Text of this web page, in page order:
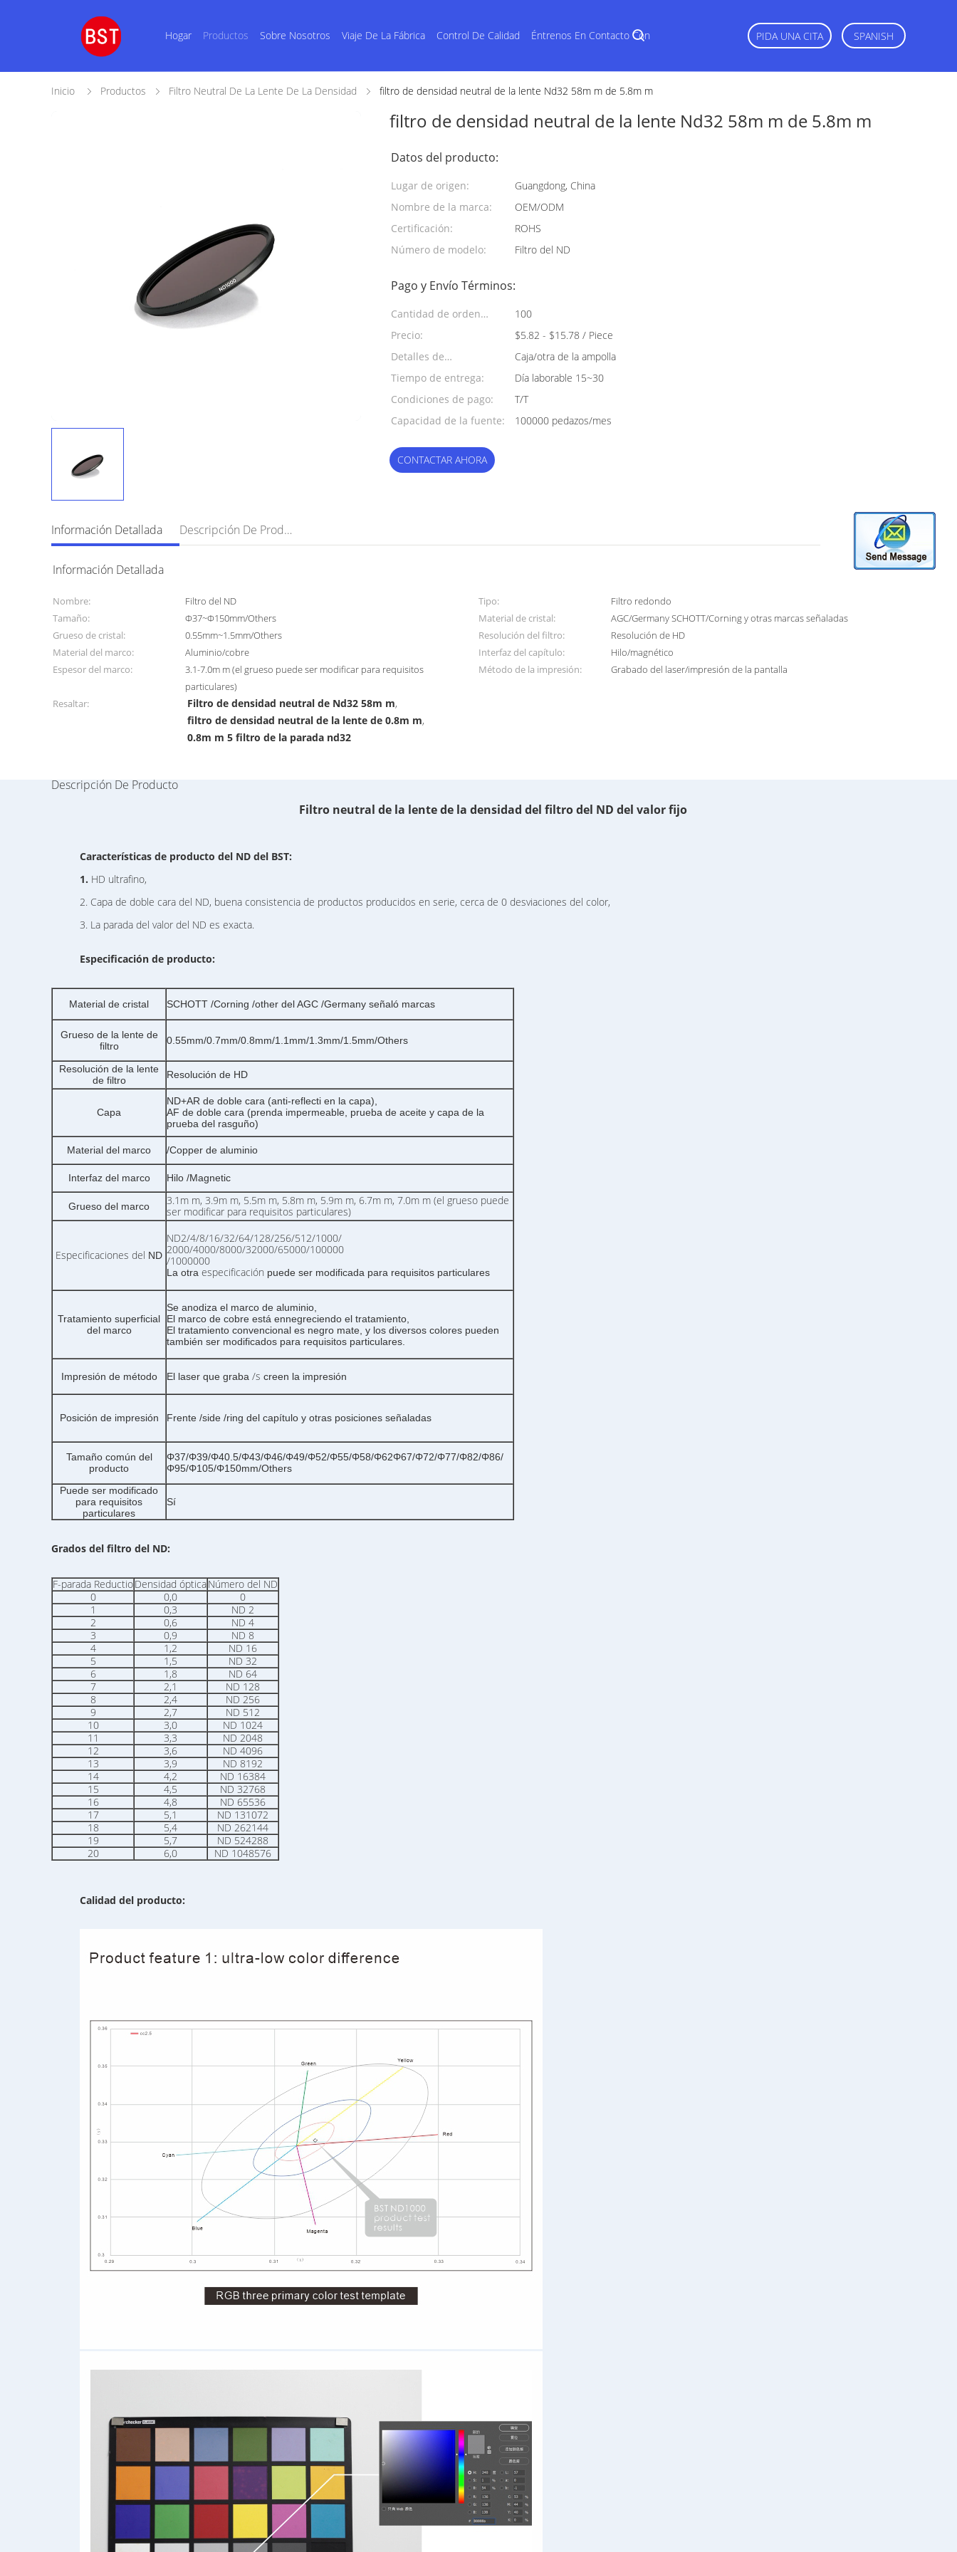
Hogar Productos Sobre Nosotros Viaje De La Fábrica Control De Calidad Éntrenos En Contacto Con PIDA UNA CITA SPANISH
Inicio Productos Filtro Neutral De La Lente De La Densidad filtro de densidad neutral de la lente Nd32 58m m de 5.8m m
filtro de densidad neutral de la lente Nd32 58m m de 5.8m m
Datos del producto:
Lugar de origen:
Guangdong, China
Nombre de la marca:
OEM/ODM
Certificación:
ROHS
Número de modelo:
Filtro del ND
Pago y Envío Términos:
Cantidad de orden
mínima:
100
Precio:
$5.82 - $15.78 / Piece
Detalles de
empaquetado:
Caja/otra de la ampolla
Tiempo de entrega:
Día laborable 15~30
Condiciones de pago:
T/T
Capacidad de la fuente:
100000 pedazos/mes
CONTACTAR AHORA
Información Detallada Descripción De Producto
Información Detallada
Nombre: Filtro del ND Tipo:
Filtro redondo
Tamaño:
Φ37~Φ150mm/Others Material de cristal:
AGC/Germany SCHOTT/Corning y otras marcas señaladas
Grueso de cristal:
0.55mm~1.5mm/Others Resolución del filtro:
Resolución de HD
Material del marco:
Aluminio/cobre Interfaz del capítulo:
Hilo/magnético
Espesor del marco:
3.1-7.0m m (el grueso puede ser modificar para requisitos
particulares)
Método de la impresión: Grabado del laser/impresión de la pantalla
Resaltar: Filtro de densidad neutral de Nd32 58m m,
filtro de densidad neutral de la lente de 0.8m m,
0.8m m 5 filtro de la parada nd32
Descripción De Producto
Filtro neutral de la lente de la densidad del filtro del ND del valor fijo
Características de producto del ND del BST:
1. HD ultrafino,
2. Capa de doble cara del ND, buena consistencia de productos producidos en serie, cerca de 0 desviaciones del color,
3. La parada del valor del ND es exacta.
Especificación de producto:
Material de cristal SCHOTT /Corning /other del AGC /Germany señaló marcas
Grueso de la lente de
filtro
0.55mm/0.7mm/0.8mm/1.1mm/1.3mm/1.5mm/Others
Resolución de la lente
de filtro
Resolución de HD
Capa
ND+AR de doble cara (anti-reflecti en la capa),
AF de doble cara (prenda impermeable, prueba de aceite y capa de la
prueba del rasguño)
Material del marco /Copper de aluminio
Interfaz del marco Hilo /Magnetic
Grueso del marco
3.1m m, 3.9m m, 5.5m m, 5.8m m, 5.9m m, 6.7m m, 7.0m m (el grueso puede
ser modificar para requisitos particulares)
Especificaciones del ND
ND2/4/8/16/32/64/128/256/512/1000/
2000/4000/8000/32000/65000/100000
/1000000
La otra especificación puede ser modificada para requisitos particulares
Tratamiento superficial
del marco
Se anodiza el marco de aluminio,
El marco de cobre está ennegreciendo el tratamiento,
El tratamiento convencional es negro mate, y los diversos colores pueden
también ser modificados para requisitos particulares.
Impresión de método El laser que graba /s creen la impresión
Posición de impresión Frente /side /ring del capítulo y otras posiciones señaladas
Tamaño común del
producto
Φ37/Φ39/Φ40.5/Φ43/Φ46/Φ49/Φ52/Φ55/Φ58/Φ62Φ67/Φ72/Φ77/Φ82/Φ86/
Φ95/Φ105/Φ150mm/Others
Puede ser modificado
para requisitos
particulares
Sí
Grados del filtro del ND:
F-parada ReductioDensidad ópticaNúmero del ND
0
0,0
0
1
0,3
ND 2
2
0,6
ND 4
3
0,9
ND 8
4
1,2
ND 16
5
1,5
ND 32
6
1,8
ND 64
7
2,1
ND 128
8
2,4
ND 256
9
2,7
ND 512
10
3,0
ND 1024
11
3,3
ND 2048
12
3,6
ND 4096
13
3,9
ND 8192
14
4,2
ND 16384
15
4,5
ND 32768
16
4,8
ND 65536
17
5,1
ND 131072
18
5,4
ND 262144
19
5,7
ND 524288
20
6,0 ND 1048576
Calidad del producto: